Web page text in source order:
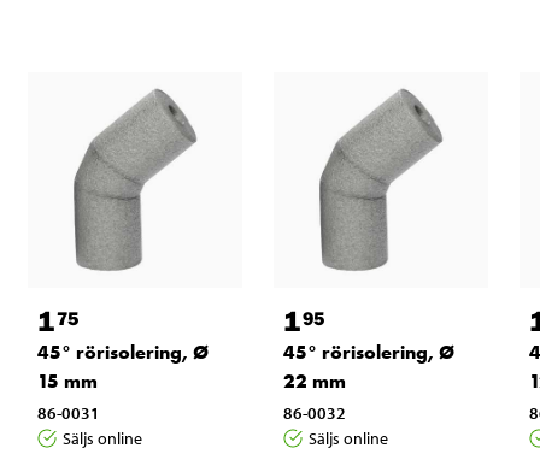
175
45° rörisolering, Ø
15 mm
86-0031
Säljs online
195
45° rörisolering, Ø
22 mm
86-0032
Säljs online